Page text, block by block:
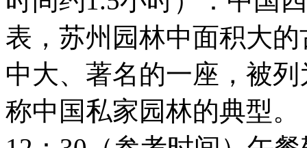
表，苏州园林中面积大
中大、著名的一座，被
称中国私家园林的典型。